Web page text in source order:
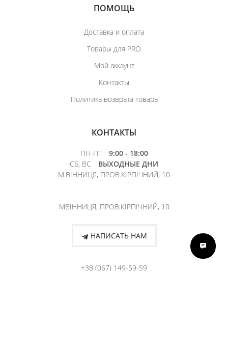
ПОМОЩЬ
Доставка и оплата
Товары для PRO
Мой аккаунт
Контакты
Политика возврата товара
КОНТАКТЫ
ПН-ПТ
9:00 - 18:00
СБ, ВС
ВЫХОДНЫЕ ДНИ
М.ВІННИЦЯ, ПРОВ.КІРПІЧНИЙ, 10
МВІННИЦЯ, ПРОВ.КІРПІЧНИЙ, 10
НАПИСАТЬ НАМ
+38 (067) 149-59-59